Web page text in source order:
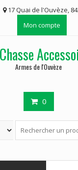
17 Quai de l'Ouvèze,
Mon compte
Armes de l'Ouvèze
0